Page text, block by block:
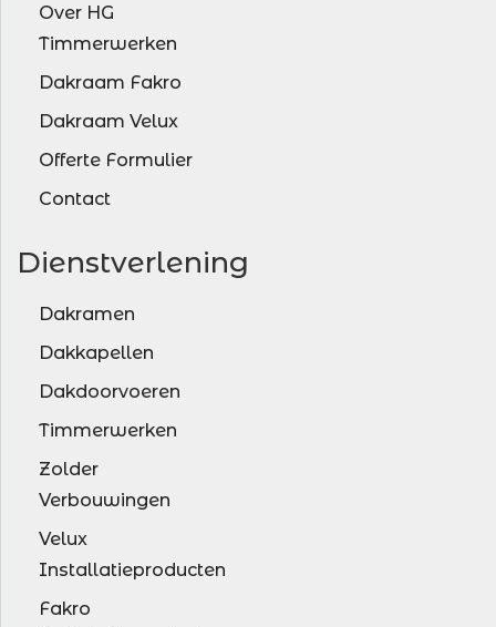
Over HG
Timmerwerken
Dakraam Fakro
Dakraam Velux
Offerte Formulier
Contact
Dienstverlening
Dakramen
Dakkapellen
Dakdoorvoeren
Timmerwerken
Zolder
Verbouwingen
Velux
Installatieproducten
Fakro